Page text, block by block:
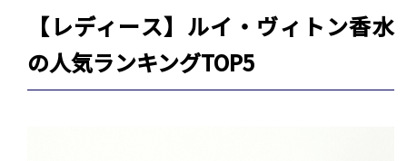
【レディース】ルイ・ヴィトン香水
の人気ランキングTOP5